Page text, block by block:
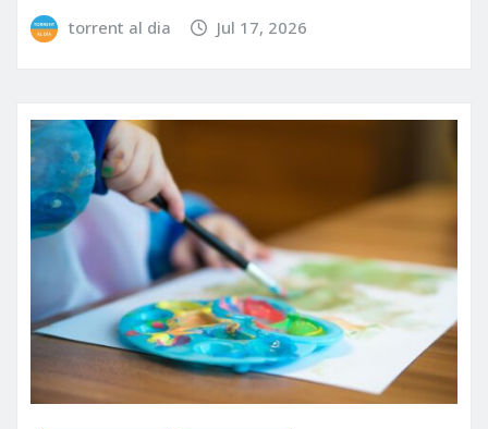
torrent al dia Jul 17, 2026